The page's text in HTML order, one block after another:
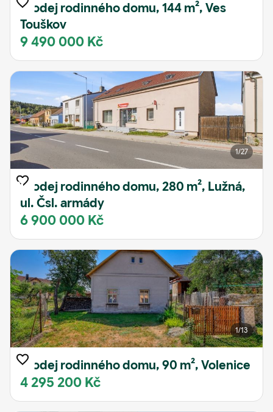
Prodej rodinného domu, 144 m², Ves
Touškov
9 490 000 Kč
1/27
Prodej rodinného domu, 280 m², Lužná,
ul. Čsl. armády
6 900 000 Kč
1/13
Prodej rodinného domu, 90 m², Volenice
4 295 200 Kč